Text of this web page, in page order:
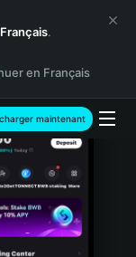
Français.
en Français
maintenant